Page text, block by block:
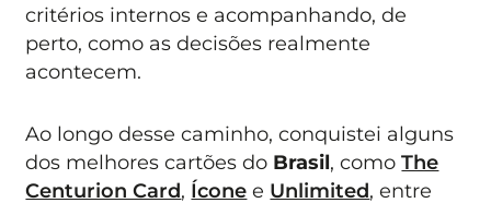
critérios internos e acompanhando, de
perto, como as decisões realmente
acontecem.
Ao longo desse caminho, conquistei alguns
dos melhores cartões do Brasil, comoThe
Centurion Card, Ícone e Unlimited, entre